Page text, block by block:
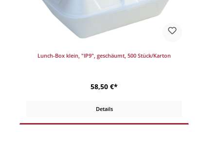
Lunch-Box klein, "IP9", geschäumt, 500 Stück/Karton
58,50 €*
Details